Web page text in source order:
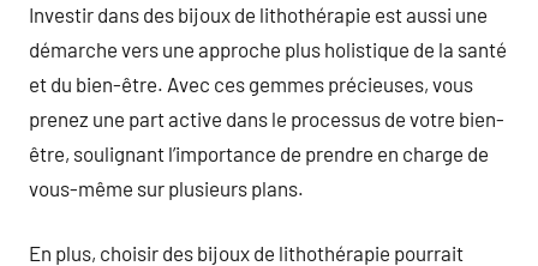
Investir dans des bijoux de lithothérapie est aussi une
démarche vers une approche plus holistique de la santé
et du bien-être. Avec ces gemmes précieuses, vous
prenez une part active dans le processus de votre bien-
être, soulignant l’importance de prendre en charge de
vous-même sur plusieurs plans.
En plus, choisir des bijoux de lithothérapie pourrait